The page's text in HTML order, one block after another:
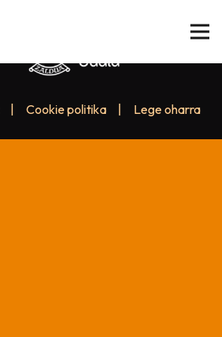
Cookie politika Lege oharra